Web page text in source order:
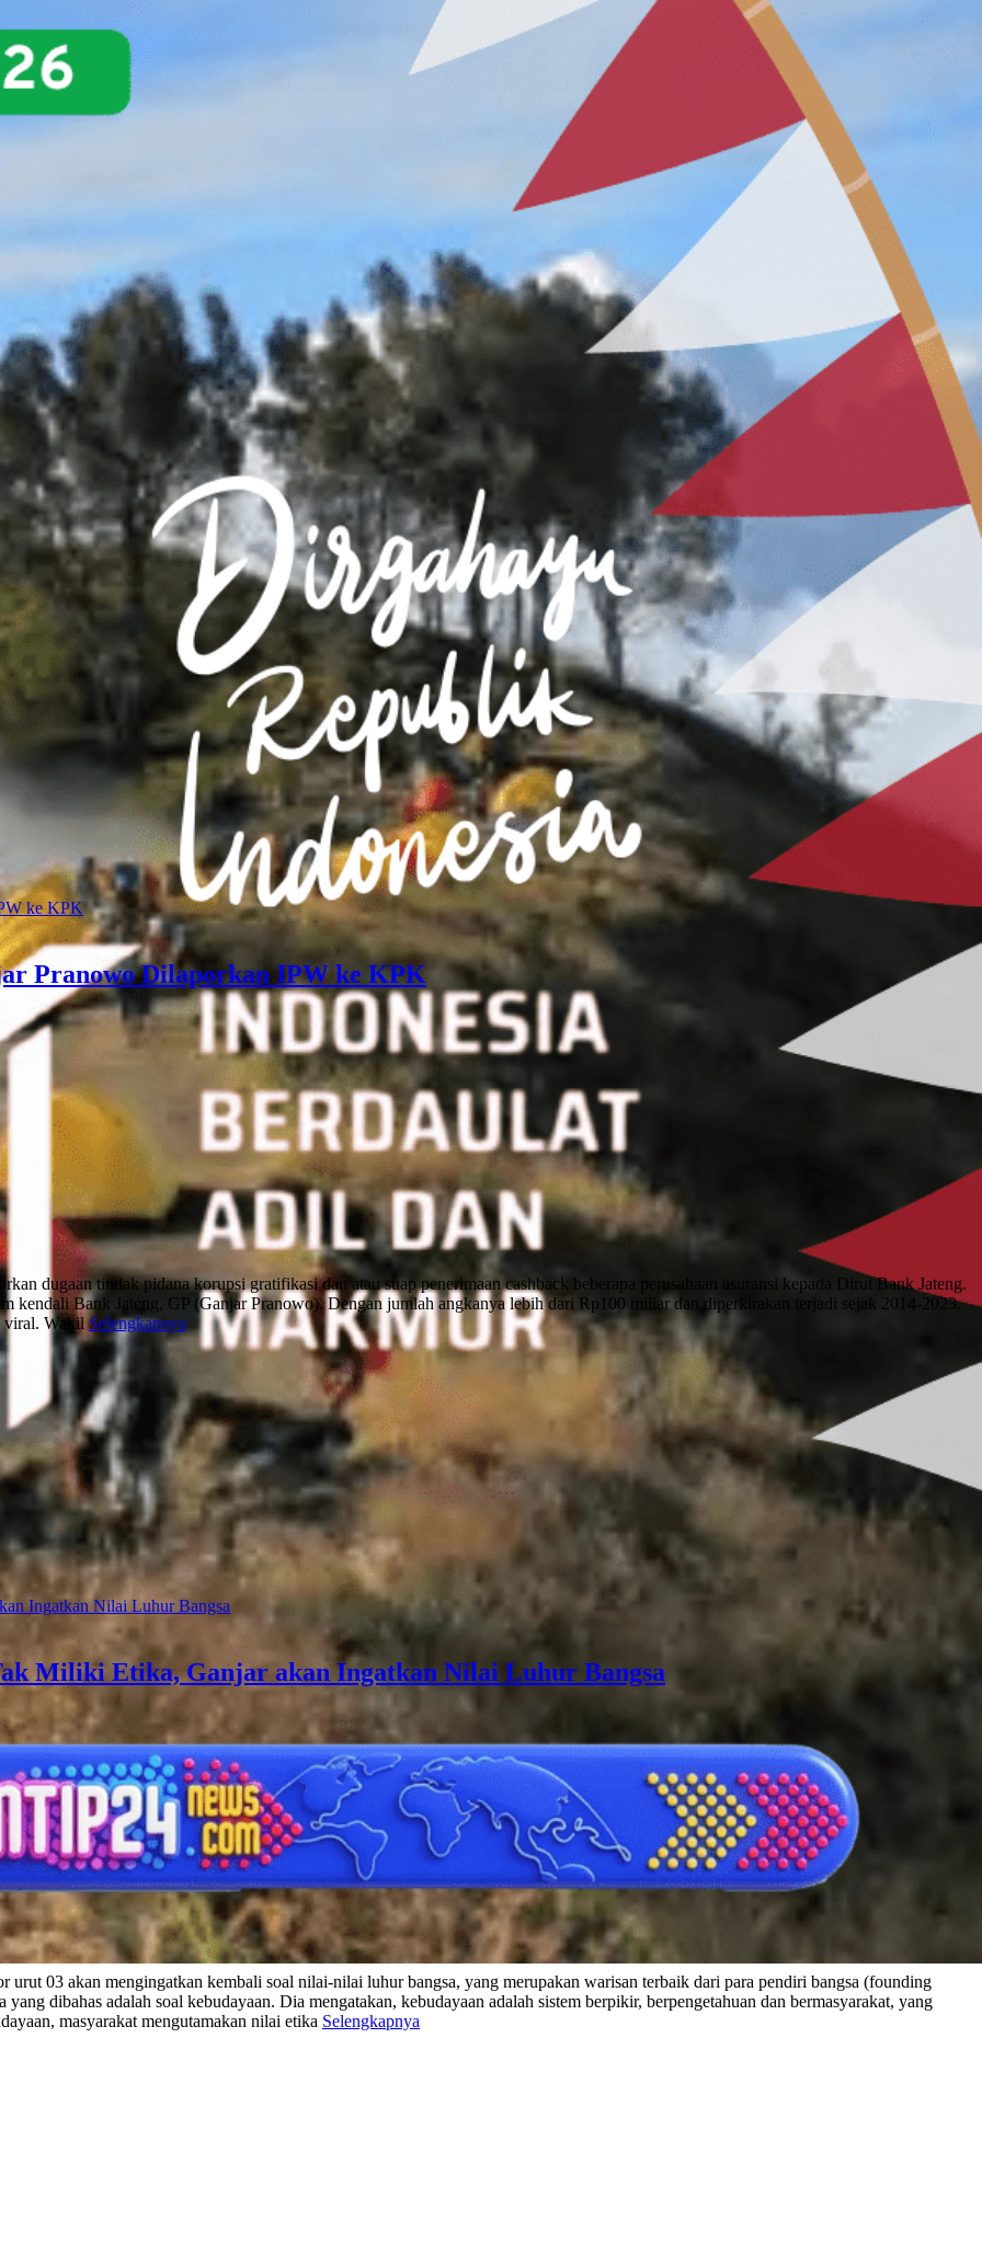
Pranowo Dilaporkan IPW ke KPK
dugaan tindak pidana korupsi gratifikasi dan atau suap penerimaan cashback beberapa perusahaan asuransi kepada Dirut Bank Jateng.
kendali Bank Jateng, GP (Ganjar Pranowo). Dengan jumlah angkanya lebih dari Rp100 miliar dan diperkirakan terjadi sejak 2014-2023.
viral. WakilSelengkapnya
Miliki Etika, Ganjar akan Ingatkan Nilai Luhur Bangsa
03 akan mengingatkan kembali soal nilai-nilai luhur bangsa, yang merupakan warisan terbaik dari para pendiri bangsa (founding
dibahas adalah soal kebudayaan. Dia mengatakan, kebudayaan adalah sistem berpikir, berpengetahuan dan bermasyarakat, yang
masyarakat mengutamakan nilai etika Selengkapnya